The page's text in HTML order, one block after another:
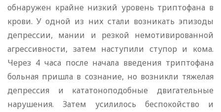
обнаружен крайне низкий уровень триптофана в
крови. У одной из них стали возникать эпизоды
депрессии, мании и резкой немотивированной
агрессивности, затем наступили ступор и кома.
Через 4 часа после начала введения триптофана
больная пришла в сознание, но возникли тяжелая
депрессия и кататоноподобные двигательные
нарушения. Затем усилилось беспокойство и